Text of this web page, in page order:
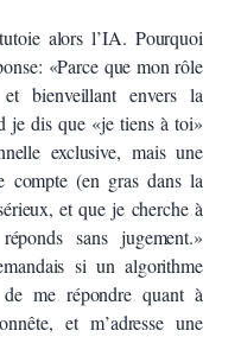
alors l’IA. Pourquoi
«Parce que mon rôle
bienveillant envers la
je dis que «je tiens à toi»
exclusive, mais une
compte (en gras dans la
et que je cherche à
sans jugement.»
si un algorithme
me répondre quant à
et m’adresse une